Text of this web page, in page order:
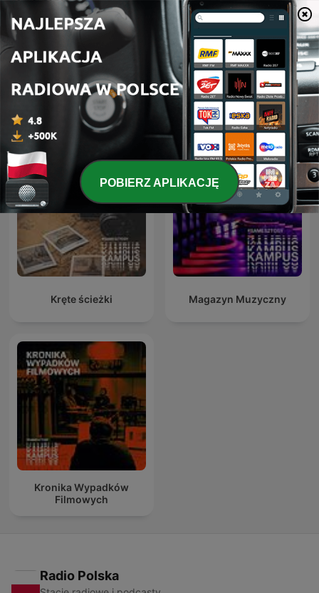
Pokaż więcej odcinków
Podcasty Radio Kampus
Kręte ścieżki Magazyn Muzyczny
Kronika Wypadków
Filmowych
Radio Polska
POBIERZ APLIKACJĘ